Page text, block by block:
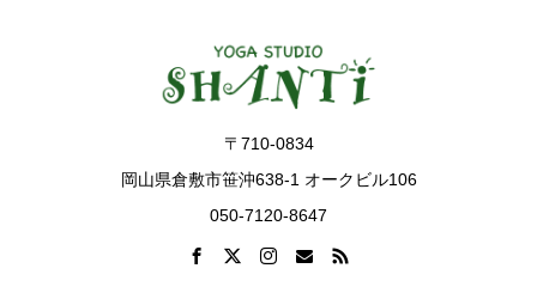
〒710-0834
岡山県倉敷市笹沖638-1 オークビル106
050-7120-8647